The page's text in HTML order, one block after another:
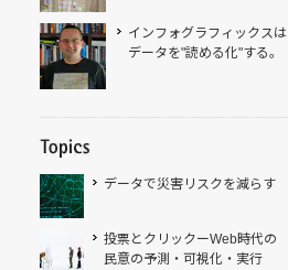
インフォグラフィックスは
データを"読める化"する。
データで災害リスクを減らす
投票とクリックーWeb時代の
民意の予測・可視化・実行